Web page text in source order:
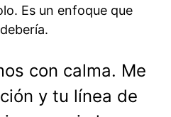
Es un enfoque que
con calma. Me
y tu línea de